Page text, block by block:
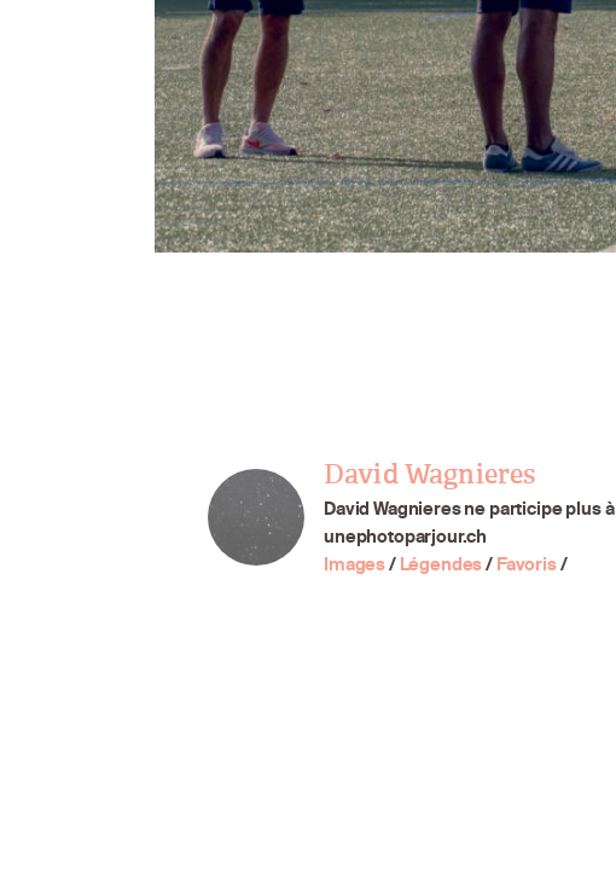
David Wagnieres
David Wagnieres ne participe plus à
unephotoparjour.ch
Images/ Légendes/ Favoris/